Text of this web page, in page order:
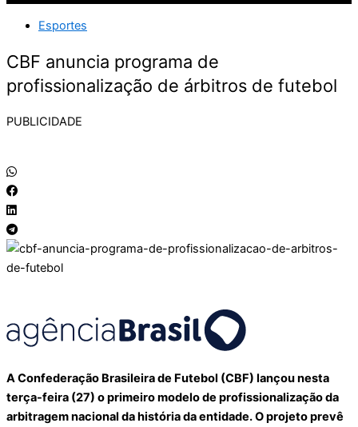
Esportes
CBF anuncia programa de
profissionalização de árbitros de futebol
PUBLICIDADE
A Confederação Brasileira de Futebol (CBF) lançou nesta
terça-feira (27) o primeiro modelo de profissionalização da
arbitragem nacional da história da entidade. O projeto prevê